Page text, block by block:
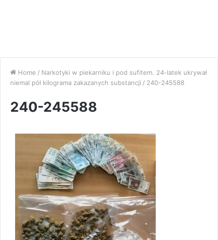
Home / Narkotyki w piekarniku i pod sufitem. 24-latek ukrywał
niemal pół kilograma zakazanych substancji / 240-245588
240-245588